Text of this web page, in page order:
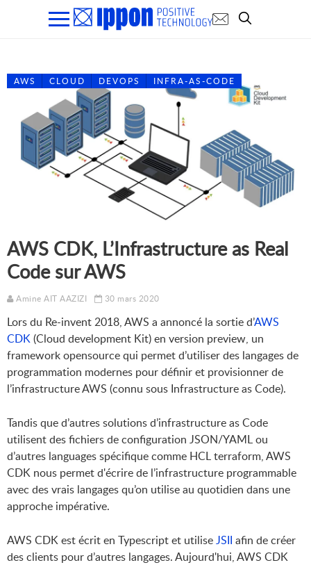
AWS CLOUD DEVOPS INFRA-AS-CODE
AWS CDK, L’Infrastructure as Real
Code sur AWS
Amine AIT AAZIZI 30 mars 2020
Lors du Re-invent 2018, AWS a annoncé la sortie d’AWS
CDK(Cloud development Kit) en version preview, un
framework opensource qui permet d’utiliser des langages de
programmation modernes pour définir et provisionner de
l’infrastructure AWS (connu sous Infrastructure as Code).
Tandis que d’autres solutions d’infrastructure as Code
utilisent des fichiers de configuration JSON/YAML ou
d’autres languages spécifique comme HCL terraform, AWS
CDK nous permet d'écrire de l’infrastructure programmable
avec des vrais langages qu’on utilise au quotidien dans une
approche impérative.
AWS CDK est écrit en Typescript et utiliseJSII afin de créer
des clients pour d’autres langages. Aujourd'hui, AWS CDK